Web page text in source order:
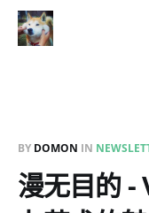
BY DOMON IN
漫无目的 -